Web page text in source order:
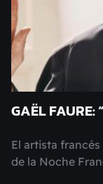
GAËL FAURE:
El artista
de la Noche